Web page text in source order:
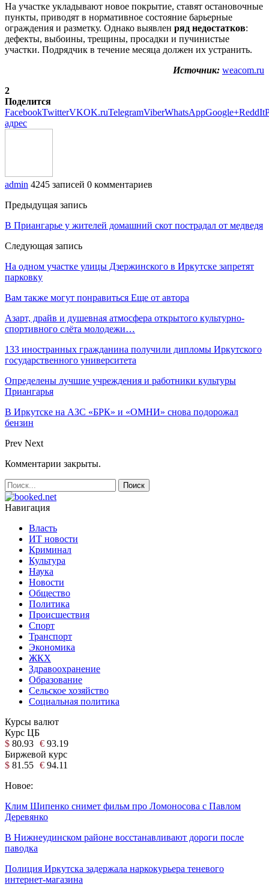
На участке укладывают новое покрытие, ставят остановочные
пункты, приводят в нормативное состояние барьерные
ограждения и разметку. Однако выявлен ряд недостатков:
дефекты, выбоины, трещины, просадки и пучинистые
участки. Подрядчик в течение месяца должен их устранить.
Источник: weacom.ru
2
Поделится
FacebookTwitterVKOK.ruTelegramViberWhatsAppGoogle+ReddIt
адрес
admin 4245 записей 0 комментариев
Предыдущая запись
В Приангарье у жителей домашний скот пострадал от медведя
Следующая запись
На одном участке улицы Дзержинского в Иркутске запретят
парковку
Вам также могут понравиться Еще от автора
Азарт, драйв и душевная атмосфера открытого культурно-
спортивного слёта молодежи…
133 иностранных гражданина получили дипломы Иркутского
государственного университета
Определены лучшие учреждения и работники культуры
Приангарья
В Иркутске на АЗС «БРК» и «ОМНИ» снова подорожал
бензин
Prev Next
Комментарии закрыты.
Навигация
Власть
ИТ новости
Криминал
Культура
Наука
Новости
Общество
Политика
Происшествия
Спорт
Транспорт
Экономика
ЖКХ
Здравоохранение
Образование
Сельское хозяйство
Социальная политика
Курсы валют
Курс ЦБ
$ 80.93 € 93.19
Биржевой курс
$ 81.55 € 94.11
Новое:
Клим Шипенко снимет фильм про Ломоносова с Павлом
Деревянко
В Нижнеудинском районе восстанавливают дороги после
паводка
Полиция Иркутска задержала наркокурьера теневого
интернет-магазина